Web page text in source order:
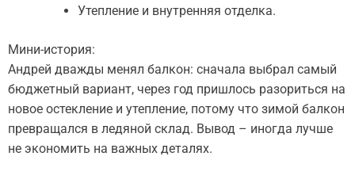
Утепление и внутренняя отделка.
Мини-история:
Андрей дважды менял балкон: сначала выбрал самый
бюджетный вариант, через год пришлось разориться на
новое остекление и утепление, потому что зимой балкон
превращался в ледяной склад. Вывод – иногда лучше
не экономить на важных деталях.